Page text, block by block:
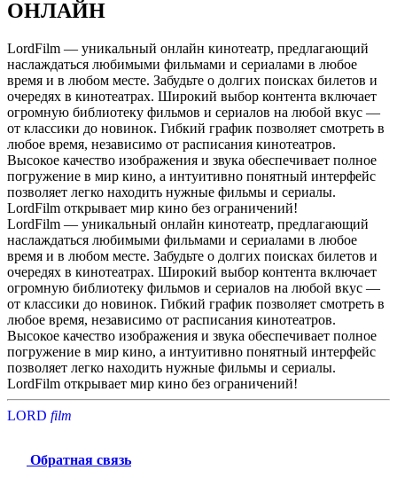
ОНЛАЙН
LordFilm — уникальный онлайн кинотеатр, предлагающий
наслаждаться любимыми фильмами и сериалами в любое
время и в любом месте. Забудьте о долгих поисках билетов и
очередях в кинотеатрах. Широкий выбор контента включает
огромную библиотеку фильмов и сериалов на любой вкус —
от классики до новинок. Гибкий график позволяет смотреть в
любое время, независимо от расписания кинотеатров.
Высокое качество изображения и звука обеспечивает полное
погружение в мир кино, а интуитивно понятный интерфейс
позволяет легко находить нужные фильмы и сериалы.
LordFilm открывает мир кино без ограничений!
LordFilm — уникальный онлайн кинотеатр, предлагающий
наслаждаться любимыми фильмами и сериалами в любое
время и в любом месте. Забудьте о долгих поисках билетов и
очередях в кинотеатрах. Широкий выбор контента включает
огромную библиотеку фильмов и сериалов на любой вкус —
от классики до новинок. Гибкий график позволяет смотреть в
любое время, независимо от расписания кинотеатров.
Высокое качество изображения и звука обеспечивает полное
погружение в мир кино, а интуитивно понятный интерфейс
позволяет легко находить нужные фильмы и сериалы.
LordFilm открывает мир кино без ограничений!
LORD film
Обратная связь